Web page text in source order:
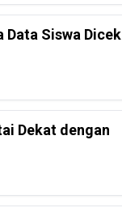
Data Siswa Dicek
Dekat dengan